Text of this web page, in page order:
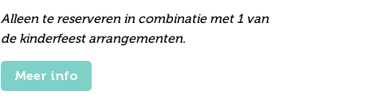
Alleen te reserveren in combinatie met 1 van
de kinderfeest arrangementen.
Meer info